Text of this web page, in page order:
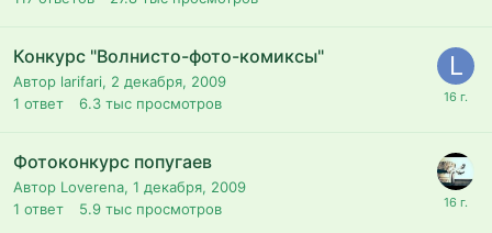
Конкурс "Волнисто-фото-комиксы"
Автор larifari, 2 декабря, 2009
1 ответ 6.3 тыс просмотров
Фотоконкурс попугаев
Автор Loverena, 1 декабря, 2009
1 ответ 5.9 тыс просмотров